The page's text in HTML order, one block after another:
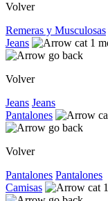
Volver
Remeras y Musculosas
Jeans
Volver
Jeans Jeans
Pantalones
Volver
Pantalones Pantalones
Camisas